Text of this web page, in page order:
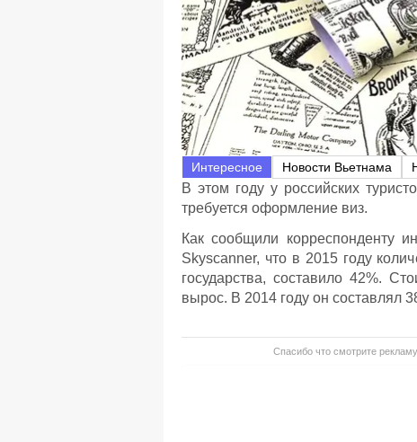
Интересное Новости Вьетнама
В этом году у российских
требуется оформление виз.
Как сообщили корреспонденту
Skyscanner, что в 2015 году
государства, составило 42%.
вырос. В 2014 году он составлял
Спасибо что смотрите